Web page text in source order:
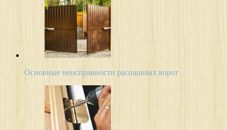
Основные неисправности распашных ворот